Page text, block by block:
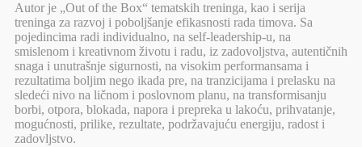
Autor je „Out of the Box“ tematskih treninga, kao i serija
treninga za razvoj i poboljšanje efikasnosti rada timova. Sa
pojedincima radi individualno, na self-leadership-u, na
smislenom i kreativnom životu i radu, iz zadovoljstva, autentičnih
snaga i unutrašnje sigurnosti, na visokim performansama i
rezultatima boljim nego ikada pre, na tranzicijama i prelasku na
sledeći nivo na ličnom i poslovnom planu, na transformisanju
borbi, otpora, blokada, napora i prepreka u lakoću, prihvatanje,
mogućnosti, prilike, rezultate, podržavajuću energiju, radost i
zadovljstvo.